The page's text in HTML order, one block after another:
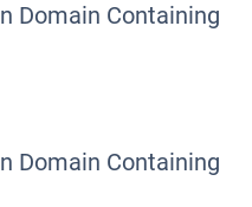
Domain Containing
Domain Containing